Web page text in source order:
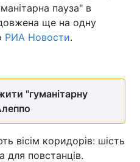
пауза" в
ще на одну
РИА Новости.
"гуманітарну
вісім коридорів: шість
для повстанців.